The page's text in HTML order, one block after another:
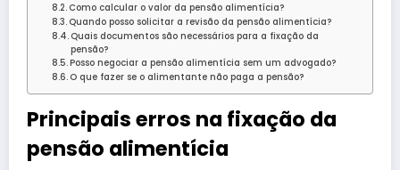
Como calcular o valor da pensão alimentícia?
Quando posso solicitar a revisão da pensão alimentícia?
Quais documentos são necessários para a fixação da
pensão?
Posso negociar a pensão alimentícia sem um advogado?
O que fazer se o alimentante não paga a pensão?
Principais erros na fixação da
pensão alimentícia